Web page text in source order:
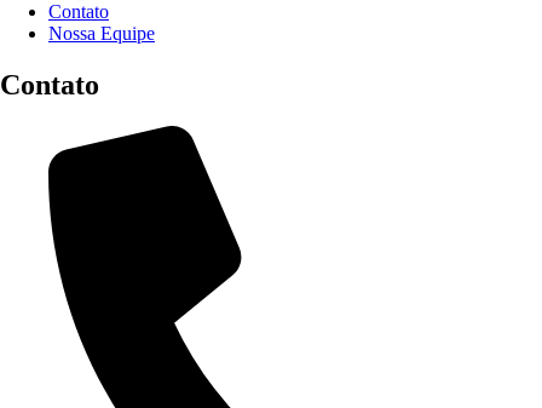
Contato
Nossa Equipe
Contato